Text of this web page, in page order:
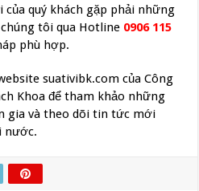
của quý khách gặp phải những
tôi qua Hotline 0906 115
phù hợp.
suativibk.com của Công
Khoa để tham khảo những
gia và theo dõi tin tức mới
nước.